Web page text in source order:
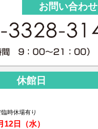
お問い合わせ
休館日
時休場有り
日（水）